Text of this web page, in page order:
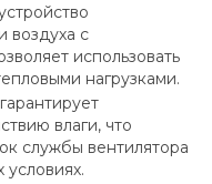
воздуха с
использовать
нагрузками.
влаги, что
службы вентилятора
условиях.